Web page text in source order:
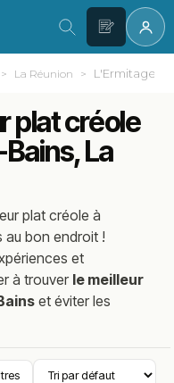
La Réunion L'Ermitage-
plat créole
La
plat créole à
au bon endroit !
et
à trouver le meilleur
et éviter les